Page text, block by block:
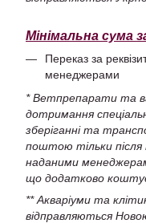
Мінімальна сума
Переказ за
менеджерами
* Ветпрепарати та
дотримання
зберіганні та
поштою тільки після
наданими
що додатково
** Акваріуми та
відправляються